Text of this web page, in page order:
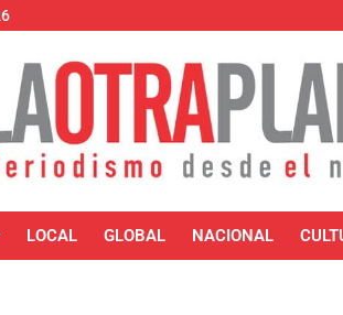
LOCAL GLOBAL NACIONAL